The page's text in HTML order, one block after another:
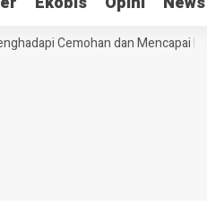
Cemohan dan Mencapai Impian